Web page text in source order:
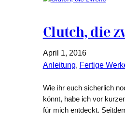
Clutch, die
April 1, 2016
Anleitung, Fertige
Wie ihr euch sicherlich
könnt, habe ich vor
für mich entdeckt.